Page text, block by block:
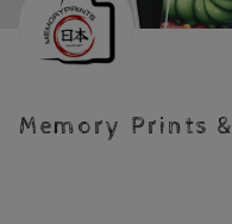
Memory Prints